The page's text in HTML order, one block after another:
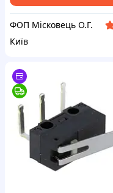
ФОП Місковець О.Г.
Київ